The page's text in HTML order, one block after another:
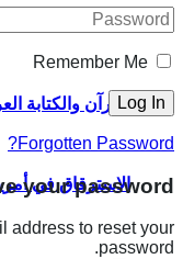
القرآن والكتابة
الاسترقاق في
Remember Me
Forgotten Password?
your password
address to reset your
password.